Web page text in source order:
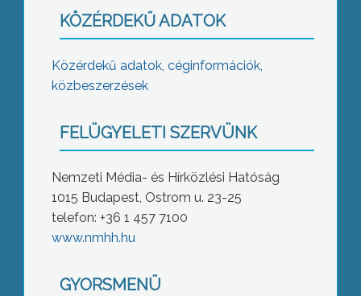
KÖZÉRDEKŰ ADATOK
Közérdekű adatok, céginformációk,
közbeszerzések
FELÜGYELETI SZERVÜNK
Nemzeti Média- és Hírközlési Hatóság
1015 Budapest, Ostrom u. 23-25
telefon: +36 1 457 7100
www.nmhh.hu
GYORSMENÜ